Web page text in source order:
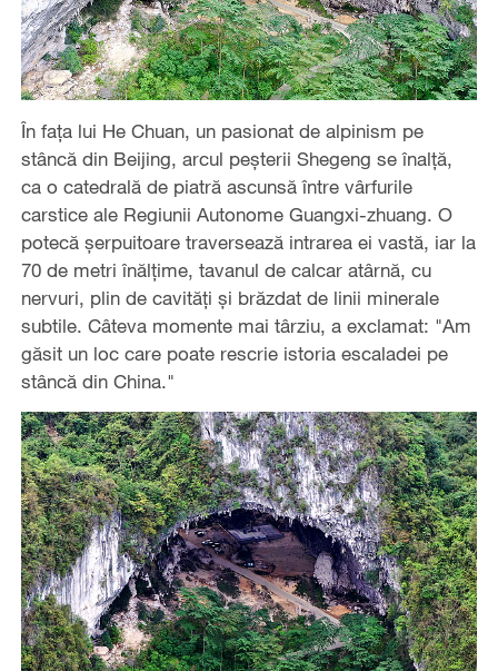
În fața lui He Chuan, un pasionat de alpinism pe
stâncă din Beijing, arcul peșterii Shegeng se înalță,
ca o catedrală de piatră ascunsă între vârfurile
carstice ale Regiunii Autonome Guangxi-zhuang. O
potecă șerpuitoare traversează intrarea ei vastă, iar la
70 de metri înălțime, tavanul de calcar atârnă, cu
nervuri, plin de cavități și brăzdat de linii minerale
subtile. Câteva momente mai târziu, a exclamat: "Am
găsit un loc care poate rescrie istoria escaladei pe
stâncă din China."